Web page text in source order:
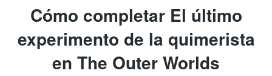
Cómo completar El último
experimento de la quimerista
en The Outer Worlds